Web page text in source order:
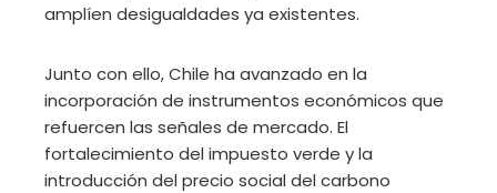
amplíen desigualdades ya existentes.
Junto con ello, Chile ha avanzado en la
incorporación de instrumentos económicos que
refuercen las señales de mercado. El
fortalecimiento del impuesto verde y la
introducción del precio social del carbono